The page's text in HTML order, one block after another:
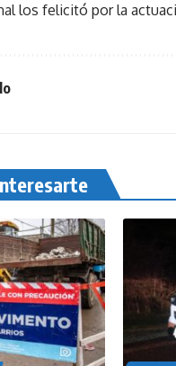
los felicitó por la